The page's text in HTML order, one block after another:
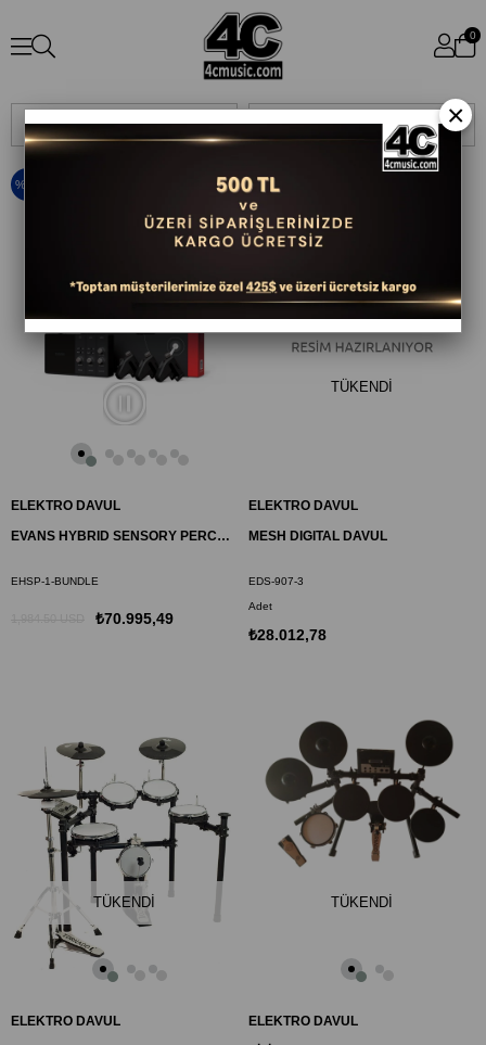
0
Filtreleme
Sıralama
ELEKTRO DAVUL
EVANS HYBRID SENSORY PERCUSSION SOUND SYSTEM
EHSP-1-BUNDLE
₺70.995,49
%25
TÜKENDI
ELEKTRO DAVUL
MESH DIGITAL DAVUL
EDS-907-3
Adet
₺28.012,78
TÜKENDI
ELEKTRO DAVUL
TÜKENDI
ELEKTRO DAVUL
×